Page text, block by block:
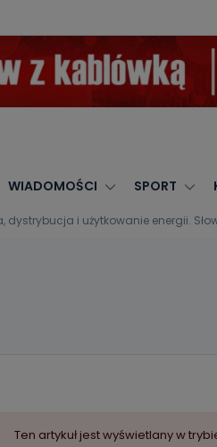
WIADOMOŚCI SPORT
dystrybucja i użytkowanie energii.
Ten artykuł jest wyświetlany w